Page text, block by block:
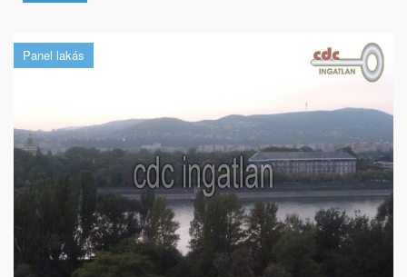
Panel lakás